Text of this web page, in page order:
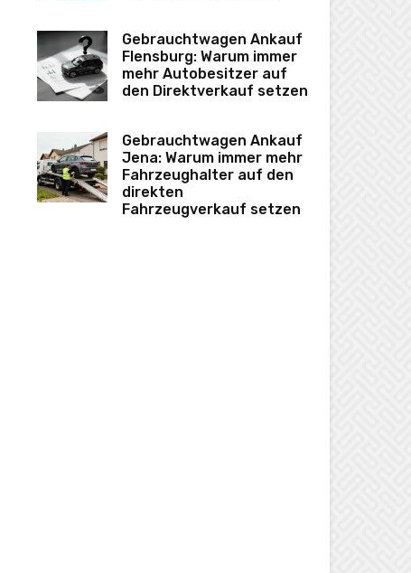
Gebrauchtwagen Ankauf
Flensburg: Warum immer
mehr Autobesitzer auf
den Direktverkauf setzen
Gebrauchtwagen Ankauf
Jena: Warum immer mehr
Fahrzeughalter auf den
direkten
Fahrzeugverkauf setzen